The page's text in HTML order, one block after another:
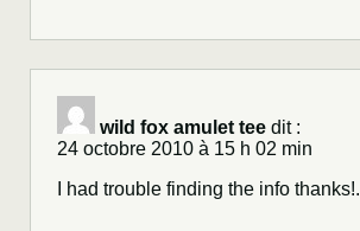
wild fox amulet tee dit :
24 octobre 2010 à 15 h 02 min
I had trouble finding the info thanks!.